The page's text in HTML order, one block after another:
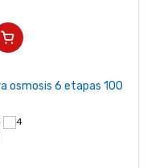
osmosis 6 etapas 100